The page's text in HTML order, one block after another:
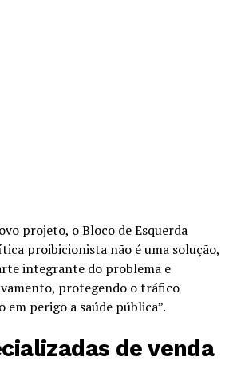
projeto, o Bloco de Esquerda
proibicionista não é uma solução,
integrante do problema e
protegendo o tráfico
perigo a saúde pública”.
de venda